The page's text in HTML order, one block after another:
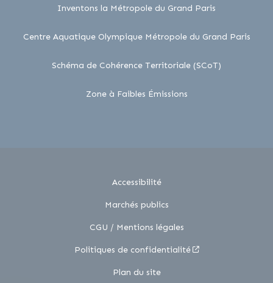
Inventons la Métropole du Grand Paris
Centre Aquatique Olympique Métropole du Grand Parislien
Schéma de Cohérence Territoriale (SCoT)
Zone à Faibles Émissionslien externe
Accessibilité
Marchés publics
CGU / Mentions légales
Politiques de confidentialité
Plan du site